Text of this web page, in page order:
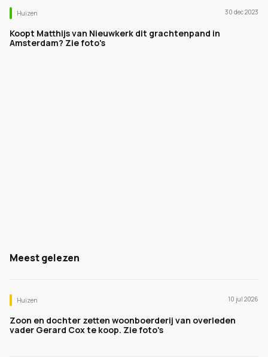
Huizen 30 dec 2023
Koopt Matthijs van Nieuwkerk dit grachtenpand in
Amsterdam? Zie foto's
Meest gelezen
Huizen 10 jul 2026
Zoon en dochter zetten woonboerderij van overleden
vader Gerard Cox te koop. Zie foto's